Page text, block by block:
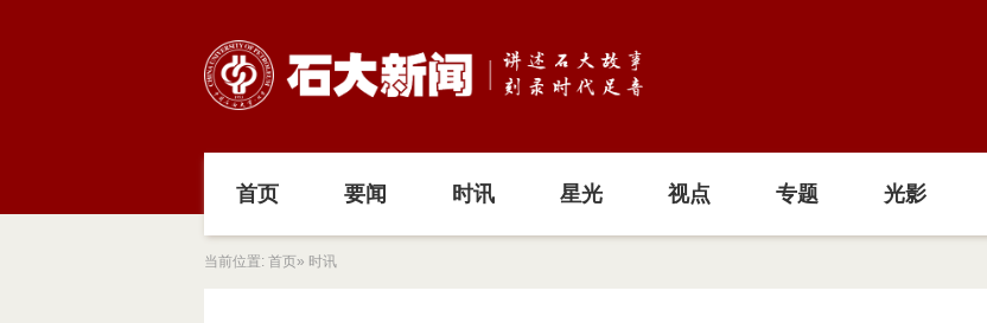
首页 要闻 时讯 星光 视点 专题 光影
当前位置: 首页» 时讯